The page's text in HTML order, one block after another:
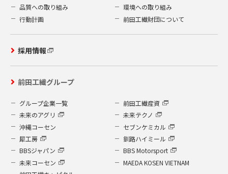
品質への取り組み
環境への取り組み
行動計画
前田工繊財団について
採用情報
前田工繊グループ
グループ企業一覧
前田工繊産資
未来のアグリ
未来テクノ
沖縄コーセン
セブンケミカル
犀工房
釧路ハイミール
BBSジャパン
BBS Motorsport
未来コーセン
MAEDA KOSEN VIETNAM